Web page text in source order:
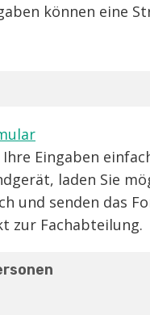
können eine
Eingaben
laden Sie
und senden das
zur Fachabteilung.